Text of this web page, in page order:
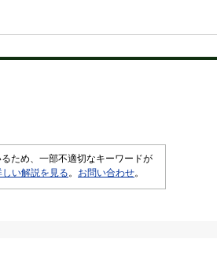
ため、一部不適切なキーワードが
しい解説を見る 。 お問い合わせ。